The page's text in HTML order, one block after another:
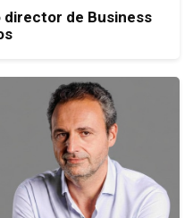
director de Business